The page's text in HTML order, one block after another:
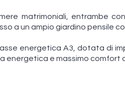
matrimoniali, entrambe
a un ampio giardino pensile
energetica A3, dotata di
energetica e massimo comfort